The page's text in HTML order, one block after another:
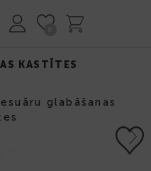
KASTĪTES
glabāšanas
Next